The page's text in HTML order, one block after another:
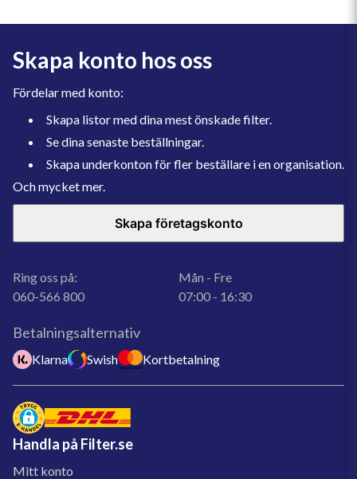
Skapa konto hos oss
Fördelar med konto:
Skapa listor med dina mest önskade filter.
Se dina senaste beställningar.
Skapa underkonton för fler beställare i en organisation.
Och mycket mer.
Skapa företagskonto
Ring oss på:
060-566 800
Mån - Fre
07:00 - 16:30
Betalningsalternativ
Klarna Swish Kortbetalning
Handla på Filter.se
Mitt konto